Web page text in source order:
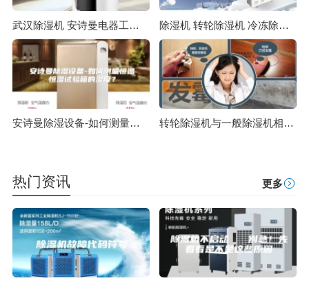
武汉除湿机 安诗曼电器工业除湿机 除湿机 转轮除湿机 冷冻除湿机 工业除湿机
安诗曼除湿设备-如何测量恒温恒湿试验箱的湿度？ 转轮除湿机与一般除湿机相比有何不同？
热门资讯 更多